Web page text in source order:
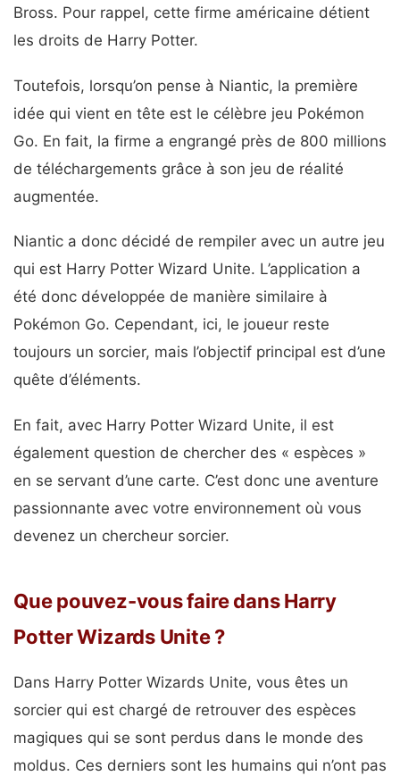
Bross. Pour rappel, cette firme américaine détient
les droits de Harry Potter.
Toutefois, lorsqu’on pense à Niantic, la première
idée qui vient en tête est le célèbre jeu Pokémon
Go. En fait, la firme a engrangé près de 800 millions
de téléchargements grâce à son jeu de réalité
augmentée.
Niantic a donc décidé de rempiler avec un autre jeu
qui est Harry Potter Wizard Unite. L’application a
été donc développée de manière similaire à
Pokémon Go. Cependant, ici, le joueur reste
toujours un sorcier, mais l’objectif principal est d’une
quête d’éléments.
En fait, avec Harry Potter Wizard Unite, il est
également question de chercher des « espèces »
en se servant d’une carte. C’est donc une aventure
passionnante avec votre environnement où vous
devenez un chercheur sorcier.
Que pouvez-vous faire dans Harry
Potter Wizards Unite ?
Dans Harry Potter Wizards Unite, vous êtes un
sorcier qui est chargé de retrouver des espèces
magiques qui se sont perdus dans le monde des
moldus. Ces derniers sont les humains qui n’ont pas